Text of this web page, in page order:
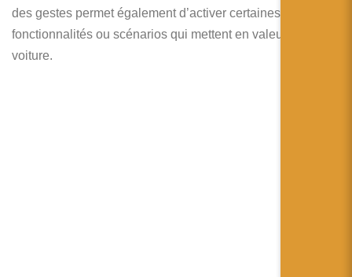
des gestes permet également d’activer certaines
fonctionnalités ou scénarios qui mettent en valeur la
voiture.